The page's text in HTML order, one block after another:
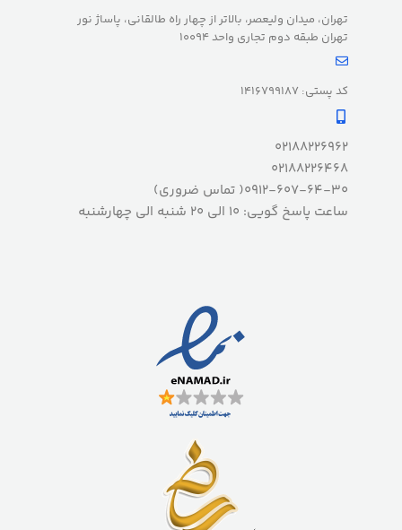
تهران، میدان ولیعصر، بالاتر از چهار راه طالقانی، پاساژ نور
تهران طبقه دوم تجاری واحد 10094
کد پستی: 1416799187
02188226962
02188226468
0912-607-64-30( تماس ضروری)
ساعت پاسخ گویی: 10 الی 20 شنبه الی چهارشنبه